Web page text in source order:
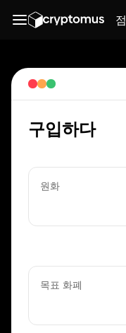
점
구입하다
원화
목표 화폐